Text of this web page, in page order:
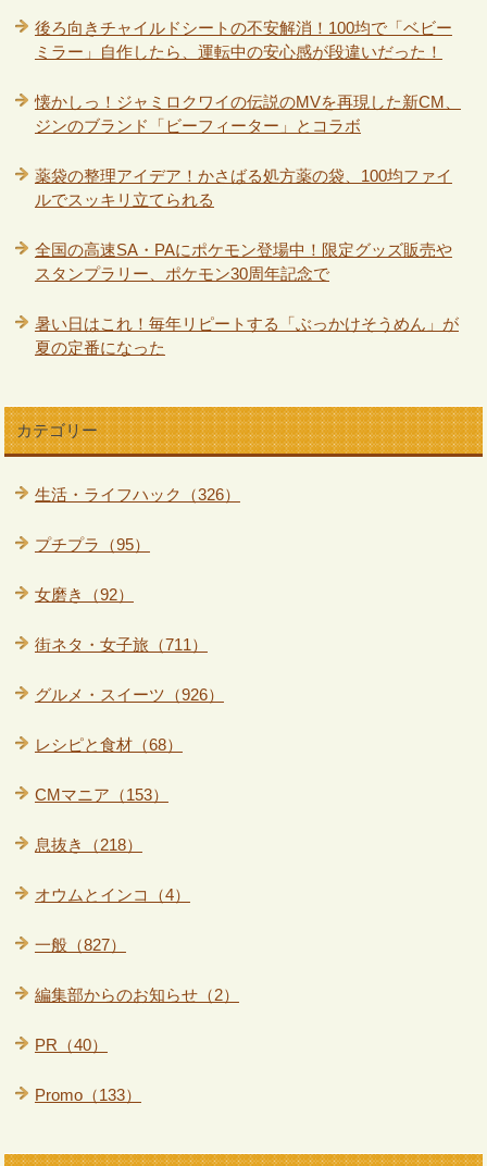
後ろ向きチャイルドシートの不安解消！100均で「ベビー
ミラー」自作したら、運転中の安心感が段違いだった！
懐かしっ！ジャミロクワイの伝説のMVを再現した新CM、
ジンのブランド「ビーフィーター」とコラボ
薬袋の整理アイデア！かさばる処方薬の袋、100均ファイ
ルでスッキリ立てられる
全国の高速SA・PAにポケモン登場中！限定グッズ販売や
スタンプラリー、ポケモン30周年記念で
暑い日はこれ！毎年リピートする「ぶっかけそうめん」が
夏の定番になった
カテゴリー
生活・ライフハック（326）
プチプラ（95）
女磨き（92）
街ネタ・女子旅（711）
グルメ・スイーツ（926）
レシピと食材（68）
CMマニア（153）
息抜き（218）
オウムとインコ（4）
一般（827）
編集部からのお知らせ（2）
PR（40）
Promo（133）